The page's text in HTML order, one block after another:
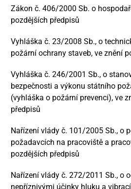
Zákon č. 406/2000 Sb. o
pozdějších předpisů
Vyhláška č. 23/2008 Sb., o
požární ochrany staveb, ve znění
Vyhláška č. 246/2001 Sb., o
bezpečnosti a výkonu státního
(vyhláška o požární prevenci), ve
předpisů
Nařízení vlády č. 101/2005 Sb., o
požadavcích na pracoviště a
pozdějších předpisů
Nařízení vlády č. 272/2011 Sb., o
nepříznivými účinky hluku a